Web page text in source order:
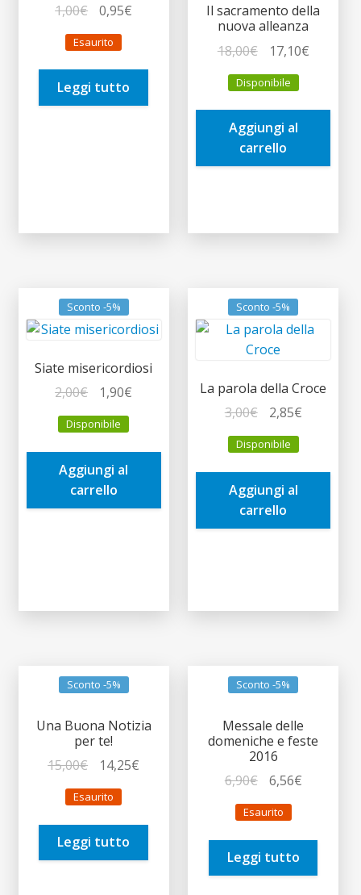
1,00€
prezzo
originale
era:
1,00€.
0,95€
è:
Esaurito
Leggi tutto
Il sacramento della
nuova alleanza
18,00€
prezzo
originale
era:
18,00€.
17,10€Il
è:
Disponibile
Aggiungi al
carrello
Sconto -5%
Siate misericordiosi
2,00€
prezzo
originale
era:
2,00€.
1,90€
è:
Disponibile
Aggiungi al
carrello
Sconto -5%
La parola della Croce
3,00€
prezzo
originale
era:
3,00€.
2,85€Il
è:
Disponibile
Aggiungi al
carrello
Sconto -5%
Una Buona Notizia
per te!
15,00€
prezzo
originale
era:
15,00€.
14,25€
è:
Esaurito
Leggi tutto
Sconto -5%
Messale delle
domeniche e feste
2016
6,90€
prezzo
originale
era:
6,90€.
6,56€Il
è:
Esaurito
Leggi tutto